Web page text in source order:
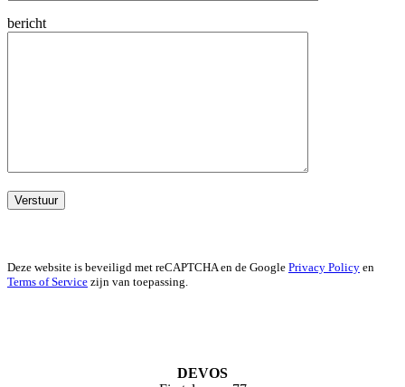
bericht
Deze website is beveiligd met reCAPTCHA en de Google Privacy Policy en
Terms of Service zijn van toepassing.
DEVOS